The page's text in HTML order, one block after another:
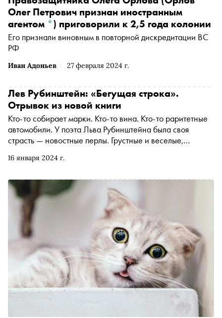
Иван Адоньев 27 февраля 2024 г.
Олег Петрович признан иностранным
агентом *) приговорили к 2,5 года колонии
Его признали виновным в повторной дискредитации ВС
РФ
16 января 2024 г.
Лев Рубинштейн: «Бегущая строка».
Отрывок из новой книги
Кто-то собирает марки. Кто-то вина. Кто-то раритетные
автомобили. У поэта Льва Рубинштейна была своя
страсть — новостные перлы. Грустные и веселые,
могло уловить их в общем потоке и аккуратно поместить
Рубинштейн описал в своей книге «Бегущая строка» —
она выйдет в «Новом литературном обозрении» в
феврале. С разрешения издательства «Сноб» публикует
отрывок из последней работы мастера